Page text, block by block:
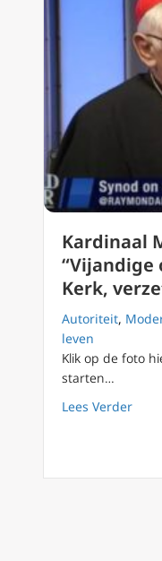
Kardinaal
“Vijandige
Kerk,
Autoriteit,
leven
Klik op de foto
starten…
Lees Verder